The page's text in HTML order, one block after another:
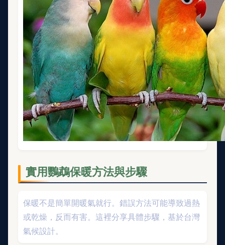
實用鸚鵡保暖方法與步驟
保暖不是簡單開暖氣就行。錯誤方法可能導致過熱
或乾燥，反而有害。這裡分享具體步驟，基於台灣
氣候設計。